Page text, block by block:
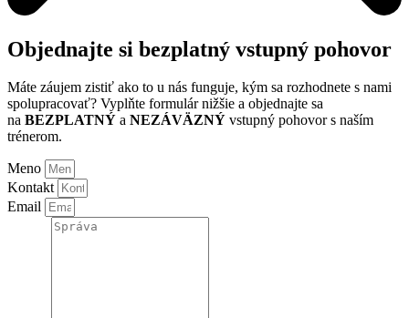
Objednajte si bezplatný vstupný pohovor
Máte záujem zistiť ako to u nás funguje, kým sa rozhodnete s nami
spolupracovať? Vyplňte formulár nižšie a objednajte sa
na BEZPLATNÝ a NEZÁVÄZNÝ vstupný pohovor s naším
trénerom.
Meno
Kontakt
Email